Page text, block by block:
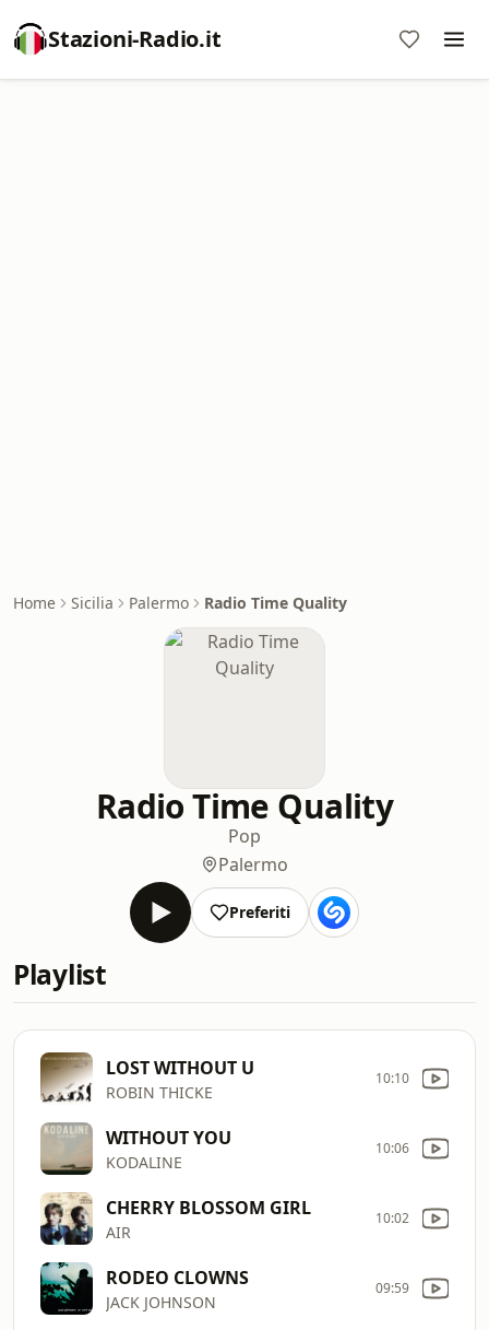
Stazioni-Radio.it
Home Sicilia Palermo Radio Time Quality
Radio Time Quality
Pop
Palermo
Preferiti
Playlist
LOST WITHOUT U
ROBIN THICKE
10:10
WITHOUT YOU
KODALINE
10:06
CHERRY BLOSSOM GIRL
AIR
10:02
RODEO CLOWNS
JACK JOHNSON
09:59